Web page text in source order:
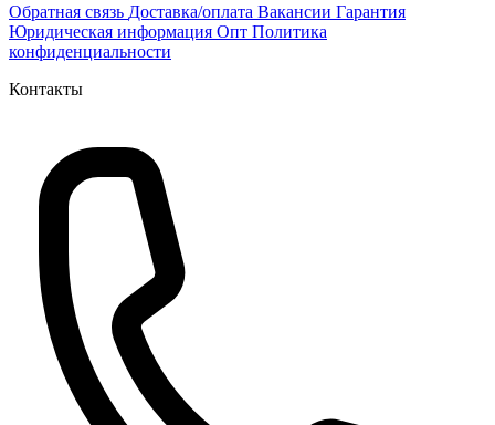
Обратная связь Доставка/оплата Вакансии Гарантия
Юридическая информация Опт Политика
конфиденциальности
Контакты